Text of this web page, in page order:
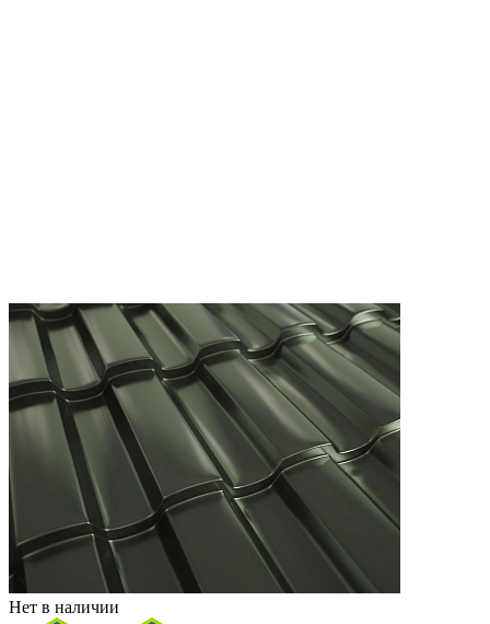
Нет в наличии